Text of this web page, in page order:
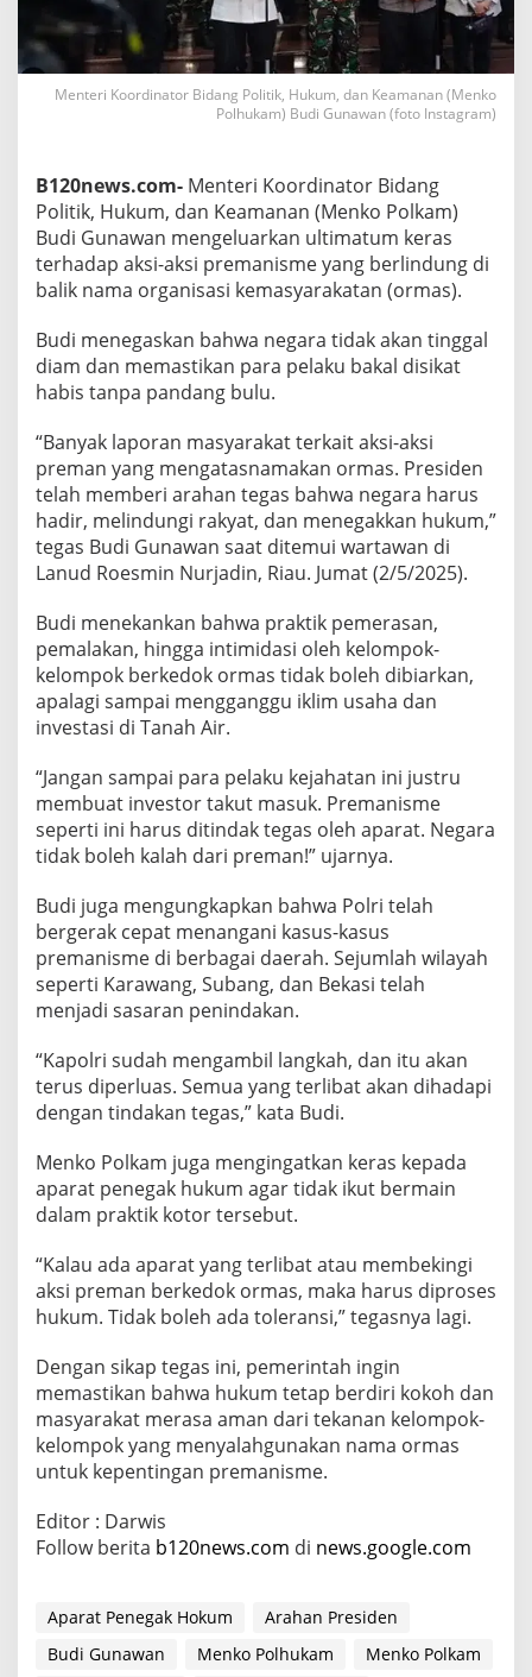
i
O
r
m
a
e
a
n
!
I
S
e
r
a
T
e
g
a
s
M
n
k
o
P
o
a
m
Menteri Koordinator Bidang Politik, Hukum, dan Keamanan (Menko
Polhukam) Budi Gunawan (foto Instagram)
B120news.com- Menteri Koordinator Bidang
Politik, Hukum, dan Keamanan (Menko Polkam)
Budi Gunawan mengeluarkan ultimatum keras
terhadap aksi-aksi premanisme yang berlindung di
balik nama organisasi kemasyarakatan (ormas).
Budi menegaskan bahwa negara tidak akan tinggal
diam dan memastikan para pelaku bakal disikat
habis tanpa pandang bulu.
“Banyak laporan masyarakat terkait aksi-aksi
preman yang mengatasnamakan ormas. Presiden
telah memberi arahan tegas bahwa negara harus
hadir, melindungi rakyat, dan menegakkan hukum,”
tegas Budi Gunawan saat ditemui wartawan di
Lanud Roesmin Nurjadin, Riau. Jumat (2/5/2025).
Budi menekankan bahwa praktik pemerasan,
pemalakan, hingga intimidasi oleh kelompok-
kelompok berkedok ormas tidak boleh dibiarkan,
apalagi sampai mengganggu iklim usaha dan
investasi di Tanah Air.
“Jangan sampai para pelaku kejahatan ini justru
membuat investor takut masuk. Premanisme
seperti ini harus ditindak tegas oleh aparat. Negara
tidak boleh kalah dari preman!” ujarnya.
Budi juga mengungkapkan bahwa Polri telah
bergerak cepat menangani kasus-kasus
premanisme di berbagai daerah. Sejumlah wilayah
seperti Karawang, Subang, dan Bekasi telah
menjadi sasaran penindakan.
“Kapolri sudah mengambil langkah, dan itu akan
terus diperluas. Semua yang terlibat akan dihadapi
dengan tindakan tegas,” kata Budi.
Menko Polkam juga mengingatkan keras kepada
aparat penegak hukum agar tidak ikut bermain
dalam praktik kotor tersebut.
“Kalau ada aparat yang terlibat atau membekingi
aksi preman berkedok ormas, maka harus diproses
hukum. Tidak boleh ada toleransi,” tegasnya lagi.
Dengan sikap tegas ini, pemerintah ingin
memastikan bahwa hukum tetap berdiri kokoh dan
masyarakat merasa aman dari tekanan kelompok-
kelompok yang menyalahgunakan nama ormas
untuk kepentingan premanisme.
Editor : Darwis
Follow berita b120news.com di news.google.com
Aparat Penegak Hokum
Arahan Presiden
Budi Gunawan
Menko Polhukam
Menko Polkam